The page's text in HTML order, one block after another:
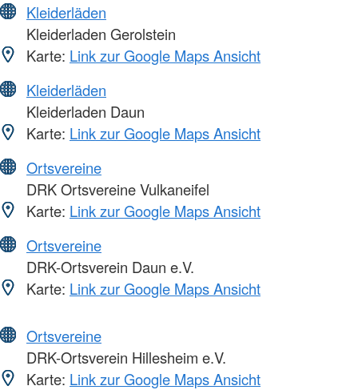
Kleiderläden
Kleiderladen Gerolstein
Karte: Link zur Google Maps Ansicht
Kleiderläden
Kleiderladen Daun
Karte: Link zur Google Maps Ansicht
Ortsvereine
DRK Ortsvereine Vulkaneifel
Karte: Link zur Google Maps Ansicht
Ortsvereine
DRK-Ortsverein Daun e.V.
Karte: Link zur Google Maps Ansicht
Ortsvereine
DRK-Ortsverein Hillesheim e.V.
Karte: Link zur Google Maps Ansicht